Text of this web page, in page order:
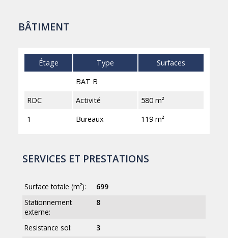
BÂTIMENT
Étage Type
Surfaces
BAT B
RDC
Activité
580 m²
1
Bureaux 119 m²
SERVICES ET PRESTATIONS
Surface totale (m²):
699
Stationnement
externe:
8
Resistance sol:
3